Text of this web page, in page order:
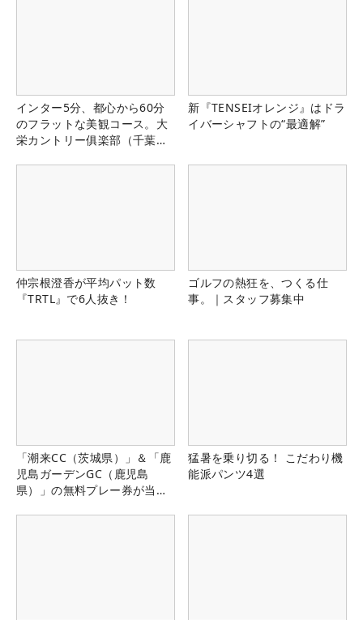
インター5分、都心から60分
のフラットな美観コース。大
栄カントリー俱楽部（千葉
新『TENSEIオレンジ』はドラ
イバーシャフトの“最適解”
仲宗根澄香が平均パット数
『TRTL』で6人抜き！
ゴルフの熱狂を、つくる仕
事。｜スタッフ募集中
「潮来CC（茨城県）」＆「鹿
児島ガーデンGC（鹿児島
県）」の無料プレー券が当た
猛暑を乗り切る！ こだわり機
能派パンツ4選